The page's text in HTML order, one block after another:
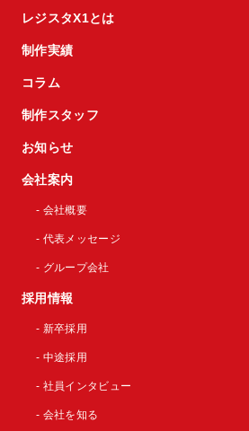
レジスタX1とは
制作実績
コラム
制作スタッフ
お知らせ
会社案内
- 会社概要
- 代表メッセージ
- グループ会社
採用情報
- 新卒採用
- 中途採用
- 社員インタビュー
- 会社を知る